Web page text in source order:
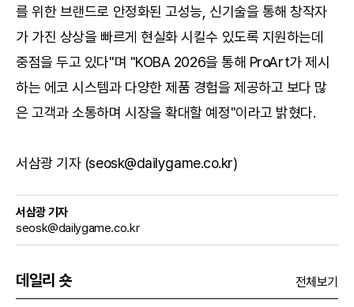
를 위한 브랜드로 안정화된 고성능, 신기술을 통해 창작자
가 가진 상상을 빠르게 현실화 시킬수 있도록 지원하는데
중점을 두고 있다"며 "KOBA 2026을 통해 ProArt가 제시
하는 에코 시스템과 다양한 제품 경험을 제공하고 보다 많
은 고객과 소통하며 시장을 확대할 예정"이라고 밝혔다.
서삼광 기자 (seosk@dailygame.co.kr)
서삼광 기자
seosk@dailygame.co.kr
데일리 숏 전체보기